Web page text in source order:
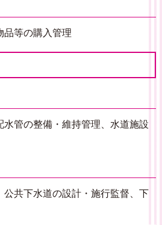
品等の購入管理
管の整備・維持管理、水道施設
共下水道の設計・施行監督、下